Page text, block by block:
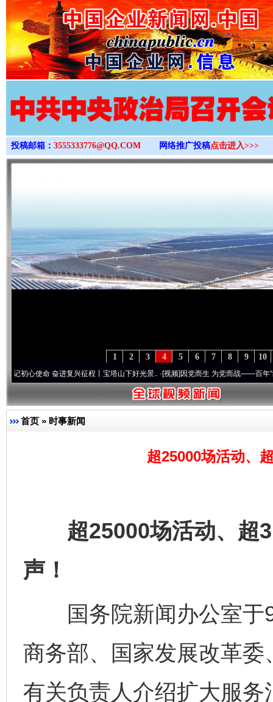
>
投稿邮箱： 3555333776@QQ.COM 网络推广投稿点击进入>>>
10
9
8
7
6
5
4
3
2
1
命 奋进复兴征程丨宝塔山下好光景..·[视频]因党而生 为党而战——百年“纪”事⑧加
首页 » 时事新闻
超25000场活动、
超25000场活动、超
声！
国务院新闻办公室于9
商务部、国家发展改革
有关负责人介绍扩大服